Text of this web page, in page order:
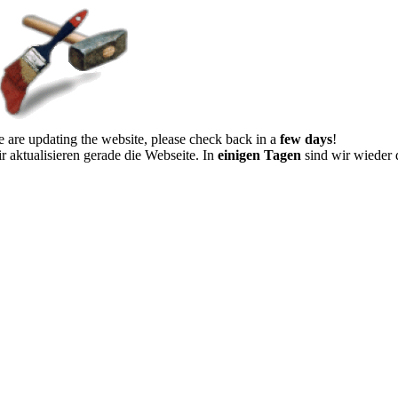
are updating the website, please check back in a few days!
aktualisieren gerade die Webseite. In einigen Tagen sind wir wieder